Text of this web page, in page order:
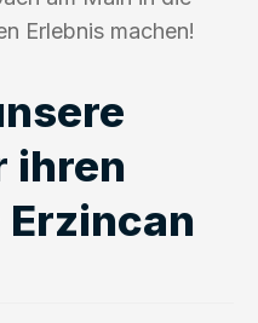
Erlebnis machen!
ihren